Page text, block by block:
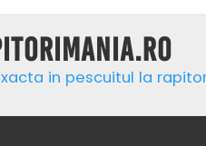
in pescuitul la